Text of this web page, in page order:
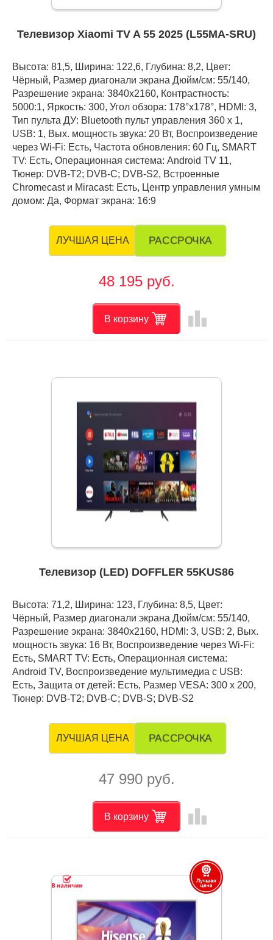
Телевизор Xiaomi TV A 55 2025 (L55MA-SRU)
Высота: 81,5, Ширина: 122,6, Глубина: 8,2, Цвет:
Чёрный, Размер диагонали экрана Дюйм/см: 55/140,
Разрешение экрана: 3840x2160, Контрастность:
5000:1, Яркость: 300, Угол обзора: 178°x178°, HDMI: 3,
Тип пульта ДУ: Bluetooth пульт управления 360 x 1,
USB: 1, Вых. мощность звука: 20 Вт, Воспроизведение
через Wi-Fi: Есть, Частота обновления: 60 Гц, SMART
TV: Есть, Операционная система: Android TV 11,
Тюнер: DVB-T2; DVB-C; DVB-S2, Встроенные
Chromecast и Miracast: Есть, Центр управления умным
домом: Да, Формат экрана: 16:9
ЛУЧШАЯ ЦЕНА РАССРОЧКА
48 195 руб.
В корзину leaderboard
Телевизор (LED) DOFFLER 55KUS86
Высота: 71,2, Ширина: 123, Глубина: 8,5, Цвет:
Чёрный, Размер диагонали экрана Дюйм/см: 55/140,
Разрешение экрана: 3840x2160, HDMI: 3, USB: 2, Вых.
мощность звука: 16 Вт, Воспроизведение через Wi-Fi:
Есть, SMART TV: Есть, Операционная система:
Android TV, Воспроизведение мультимедиа с USB:
Есть, Защита от детей: Есть, Размер VESA: 300 x 200,
Тюнер: DVB-T2; DVB-C; DVB-S; DVB-S2
ЛУЧШАЯ ЦЕНА РАССРОЧКА
47 990 руб.
В корзину leaderboard